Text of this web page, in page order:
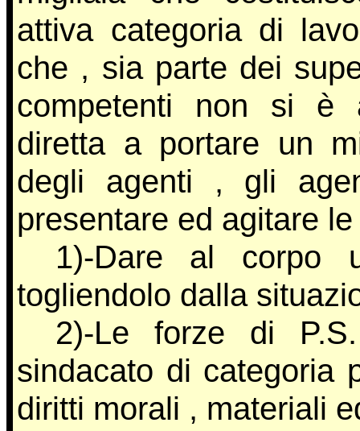
attiva categoria di
che , sia parte dei
competenti non si è
diretta a portare un
degli agenti , gli
presentare ed agitare
1)-Dare al corpo
togliendolo dalla
2)-Le forze di
sindacato di categoria
diritti morali , materiali